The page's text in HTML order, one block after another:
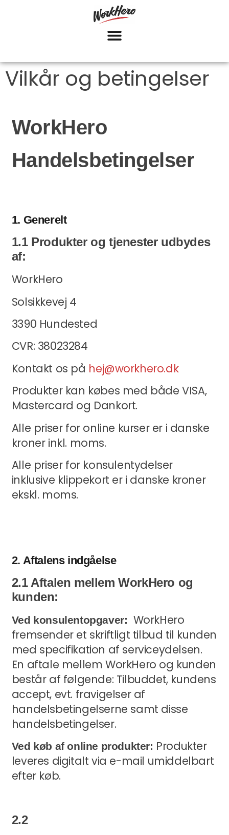
Vilkår og betingelser
WorkHero
Handelsbetingelser
1. Generelt
1.1 Produkter og tjenester udbydes
af:
WorkHero
Solsikkevej 4
3390 Hundested
CVR: 38023284
Kontakt os på hej@workhero.dk
Produkter kan købes med både VISA,
Mastercard og Dankort.
Alle priser for online kurser er i danske
kroner inkl. moms.
Alle priser for konsulentydelser
inklusive klippekort er i danske kroner
ekskl. moms.
2. Aftalens indgåelse
2.1 Aftalen mellem WorkHero og
kunden:
Ved konsulentopgaver: WorkHero
fremsender et skriftligt tilbud til kunden
med specifikation af serviceydelsen.
En aftale mellem WorkHero og kunden
består af følgende: Tilbuddet, kundens
accept, evt. fravigelser af
handelsbetingelserne samt disse
handelsbetingelser.
Ved køb af online produkter: Produkter
leveres digitalt via e-mail umiddelbart
efter køb.
2.2